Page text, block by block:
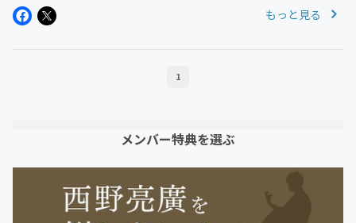
物騒なこと言ってますが、参加者のやりたい事をみん...
もっと見る
1
メンバー特典を選ぶ